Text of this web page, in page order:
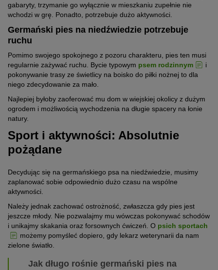
gabaryty, trzymanie go wyłącznie w mieszkaniu zupełnie nie
wchodzi w grę. Ponadto, potrzebuje dużo aktywności.
Germański pies na niedźwiedzie potrzebuje
ruchu
Pomimo swojego spokojnego z pozoru charakteru, pies ten musi
regularnie zażywać ruchu. Bycie typowym psem rodzinnym
i
pokonywanie trasy ze świetlicy na boisko do piłki nożnej to dla
niego zdecydowanie za mało.
Najlepiej byłoby zaoferować mu dom w wiejskiej okolicy z dużym
ogrodem i możliwością wychodzenia na długie spacery na łonie
natury.
Sport i aktywności: Absolutnie
pożądane
Decydując się na germańskiego psa na niedźwiedzie, musimy
zaplanować sobie odpowiednio dużo czasu na wspólne
aktywności.
Należy jednak zachować ostrożność, zwłaszcza gdy pies jest
jeszcze młody. Nie pozwalajmy mu wówczas pokonywać schodów
i unikajmy skakania oraz forsownych ćwiczeń. O psich sportach
możemy pomyśleć dopiero, gdy lekarz weterynarii da nam
zielone światło.
Jak długo rośnie germański pies na